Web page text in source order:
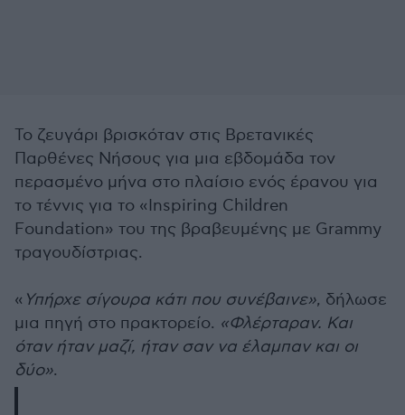
Το ζευγάρι βρισκόταν στις Βρετανικές
Παρθένες Νήσους για μια εβδομάδα τον
περασμένο μήνα στο πλαίσιο ενός έρανου για
το τέννις για το «Inspiring Children
Foundation» του της βραβευμένης με Grammy
τραγουδίστριας.
« Υπήρχε σίγουρα κάτι που συνέβαινε», δήλωσε
μια πηγή στο πρακτορείο. «Φλέρταραν. Και
όταν ήταν μαζί, ήταν σαν να έλαμπαν και οι
δύο».